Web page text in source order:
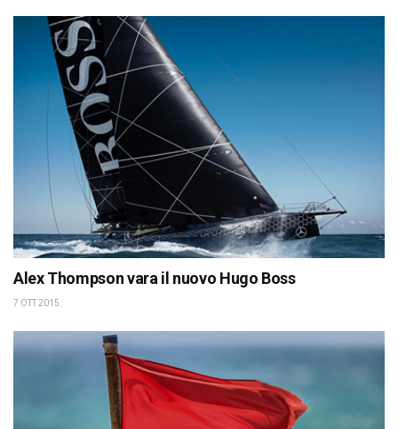
Alex Thompson vara il nuovo Hugo Boss
7 OTT 2015